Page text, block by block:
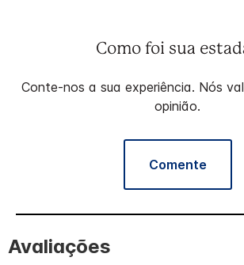
Como foi sua
Conte-nos a sua experiência. Nós
opinião.
Comente